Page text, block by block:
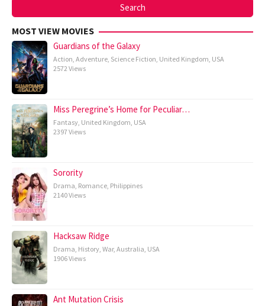
MOST VIEW MOVIES
Guardians of the Galaxy
Action, Adventure, Science Fiction, United Kingdom, USA
2572 Views
Miss Peregrine’s Home for Peculiar…
Fantasy, United Kingdom, USA
2397 Views
Sorority
Drama, Romance, Philippines
2140 Views
Hacksaw Ridge
Drama, History, War, Australia, USA
1906 Views
Ant Mutation Crisis